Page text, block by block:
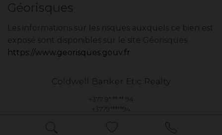
Géorisques
Les informations sur les risques auxquels ce bien est
exposé sont disponibles sur le site Géorisques
https://www.georisques.gouv.fr
Coldwell Banker Etic Realty
+377 9* ** ** 94
+3779*****94